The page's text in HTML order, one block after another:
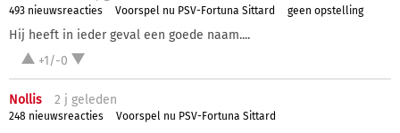
493 nieuwsreacties Voorspel nu PSV-Fortuna Sittard geen opstelling
Hij heeft in ieder geval een goede naam....
+1/-0
Nollis 2 j geleden
248 nieuwsreacties
Voorspel nu PSV-Fortuna Sittard